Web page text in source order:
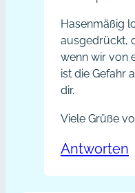
Hasenmäßig
ausgedrückt,
wenn wir von
ist die Gefahr
dir.
Viele Grüße
Antworten